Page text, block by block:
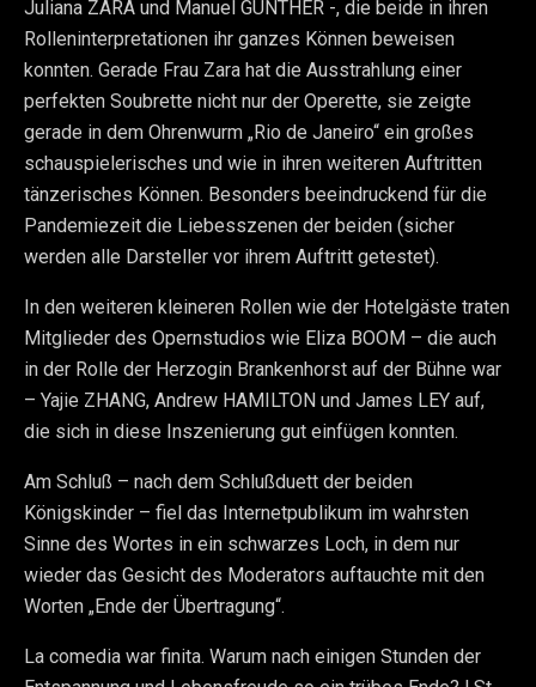
Juliana ZARA und Manuel GÜNTHER -, die beide in ihren
Rolleninterpretationen ihr ganzes Können beweisen
konnten. Gerade Frau Zara hat die Ausstrahlung einer
perfekten Soubrette nicht nur der Operette, sie zeigte
gerade in dem Ohrenwurm „Rio de Janeiro“ ein großes
schauspielerisches und wie in ihren weiteren Auftritten
tänzerisches Können. Besonders beeindruckend für die
Pandemiezeit die Liebesszenen der beiden (sicher
werden alle Darsteller vor ihrem Auftritt getestet).
In den weiteren kleineren Rollen wie der Hotelgäste traten
Mitglieder des Opernstudios wie Eliza BOOM – die auch
in der Rolle der Herzogin Brankenhorst auf der Bühne war
– Yajie ZHANG, Andrew HAMILTON und James LEY auf,
die sich in diese Inszenierung gut einfügen konnten.
Am Schluß – nach dem Schlußduett der beiden
Königskinder – fiel das Internetpublikum im wahrsten
Sinne des Wortes in ein schwarzes Loch, in dem nur
wieder das Gesicht des Moderators auftauchte mit den
Worten „Ende der Übertragung“.
La comedia war finita. Warum nach einigen Stunden der